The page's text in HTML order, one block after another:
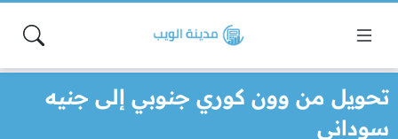
تحويل من وون كوري جنوبي إلى جنيه
سوداني